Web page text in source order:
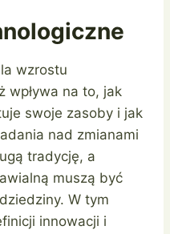
wzrostu
wpływa na to, jak
swoje zasoby i jak
nad zmianami
tradycję, a
muszą być
W tym
innowacji i